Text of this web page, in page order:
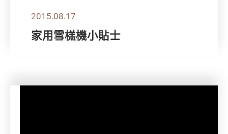
2015.08.17
家用雪榚機小貼士